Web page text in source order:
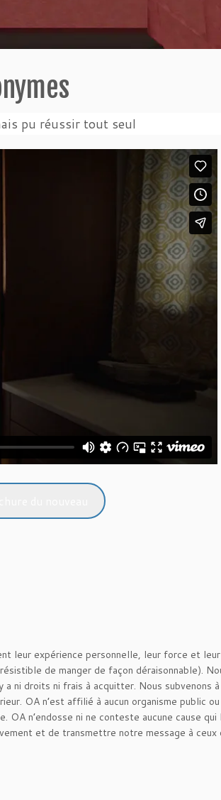
pu réussir tout seul
leur expérience personnelle, leur force et leur
de manger de façon déraisonnable).
ni droits ni frais à acquitter. Nous subvenons
OA n’est affilié à aucun organisme public
n’endosse ni ne conteste aucune cause qui
et de transmettre notre message à ceux